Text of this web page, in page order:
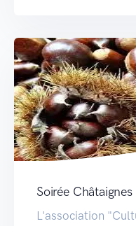
Soirée Châtaignes
L'association